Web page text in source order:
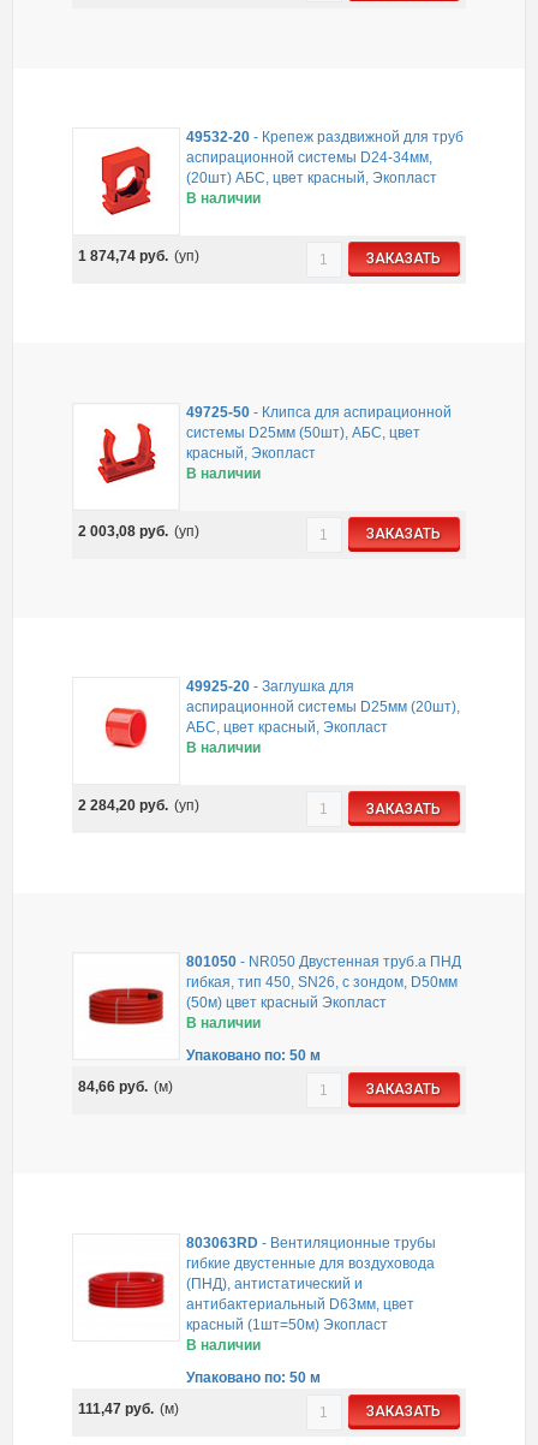
49532-20 - Крепеж раздвижной для труб
аспирационной системы D24-34мм,
(20шт) АБС, цвет красный, Экопласт
В наличии
1 874,74руб. (уп) ЗАКАЗАТЬ
49725-50 - Клипса для аспирационной
системы D25мм (50шт), АБС, цвет
красный, Экопласт
В наличии
2 003,08руб. (уп) ЗАКАЗАТЬ
49925-20 -Заглушка для
аспирационной системы D25мм (20шт),
АБС, цвет красный, Экопласт
В наличии
2 284,20руб. (уп) ЗАКАЗАТЬ
801050 - NR050 Двустенная труб.а ПНД
гибкая, тип 450, SN26, с зондом, D50мм
(50м) цвет красный Экопласт
В наличии
Упаковано по: 50 м
84,66руб. (м) ЗАКАЗАТЬ
803063RD - Вентиляционные трубы
гибкие двустенные для воздуховода
(ПНД), антистатический и
антибактериальный D63мм, цвет
красный (1шт=50м) Экопласт
В наличии
Упаковано по: 50 м
111,47руб. (м) ЗАКАЗАТЬ